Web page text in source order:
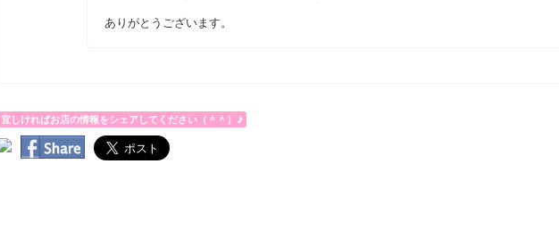
ありがとうございます。
宜しければお店の情報をシェアしてください（＾＾）♪